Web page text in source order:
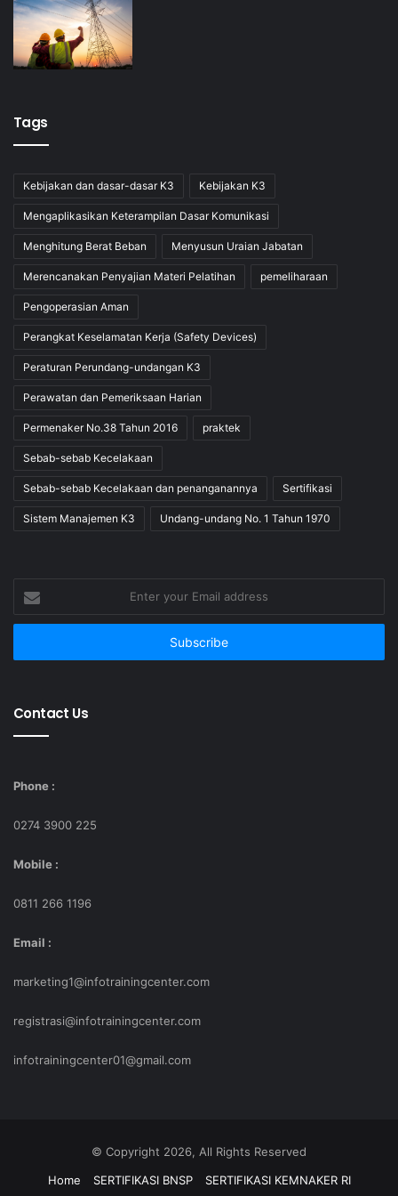
TRAINING METHOD
Presentation
Interactive Discussion
Assessment
Evaluation
Sertifikat
Lunch & Coffee Break
Training Kit
Pickup Participant (Yogyakarta)
Form Pre-Registrasi
Training
Keuangan by BNSP
Peserta
Estimasi Jumlah Peserta yang di
ajukan
*Nama
Yang
Didaftarkan
*Nama
*Nama
Perusahaan
*Email
*Telepon
Tags
Kebijakan dan dasar-dasar K3 Kebijakan K3
Mengaplikasikan Keterampilan Dasar Komunikasi
Menghitung Berat Beban Menyusun Uraian Jabatan
Merencanakan Penyajian Materi Pelatihan pemeliharaan
Pengoperasian Aman
Perangkat Keselamatan Kerja (Safety Devices)
Peraturan Perundang-undangan K3
Perawatan dan Pemeriksaan Harian
Permenaker No.38 Tahun 2016 praktek
Sebab-sebab Kecelakaan
Sebab-sebab Kecelakaan dan penanganannya Sertifikasi
Sistem Manajemen K3 Undang-undang No. 1 Tahun 1970
your
Email
Contact Us
Phone :
0274 3900 225
Mobile :
0811 266 1196
Email :
marketing1@infotrainingcenter.com
registrasi@infotrainingcenter.com
infotrainingcenter01@gmail.com
© Copyright 2026, All Rights Reserved
Home
SERTIFIKASI BNSP SERTIFIKASI KEMNAKER RI